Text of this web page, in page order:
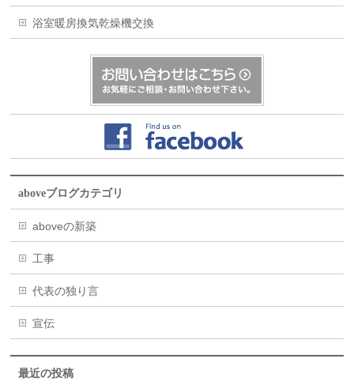
浴室暖房換気乾燥機交換
aboveブログカテゴリ
aboveの新築
工事
代表の独り言
宣伝
最近の投稿